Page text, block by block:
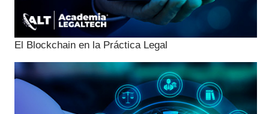
El Blockchain en la Práctica Legal